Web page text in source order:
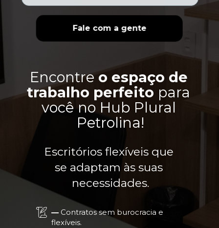
Encontre o espaço de
trabalho perfeito para
você no Hub Plural
Petrolina!
Fale com a gente
Escritórios flexíveis que
se adaptam às suas
necessidades.
— Contratos sem burocracia e
flexíveis.